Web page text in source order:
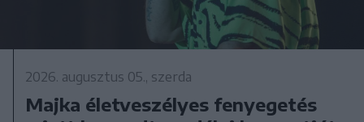
2026. augusztus 05., szerda
Majka életveszélyes fenyegetés